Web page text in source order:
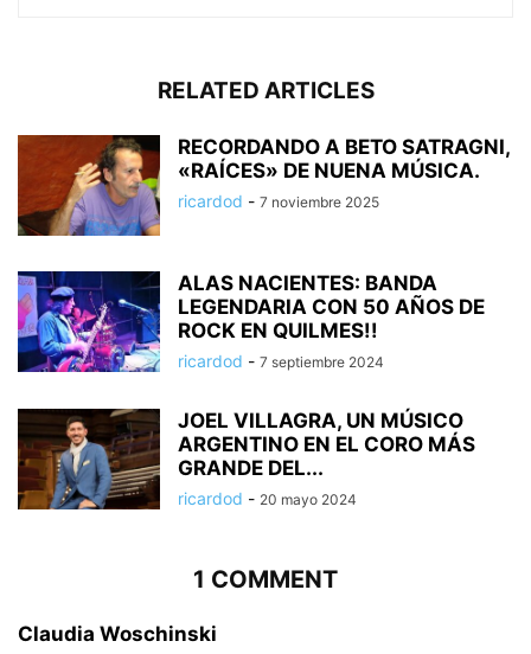
RELATED ARTICLES
RECORDANDO A BETO SATRAGNI,
«RAÍCES» DE NUENA MÚSICA.
ricardod - 7 noviembre 2025
ALAS NACIENTES: BANDA
LEGENDARIA CON 50 AÑOS DE
ROCK EN QUILMES!!
ricardod - 7 septiembre 2024
JOEL VILLAGRA, UN MÚSICO
ARGENTINO EN EL CORO MÁS
GRANDE DEL...
ricardod - 20 mayo 2024
1 COMMENT
Claudia Woschinski